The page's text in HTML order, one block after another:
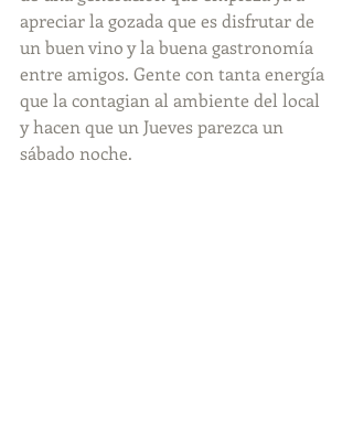
apreciar la gozada que es disfrutar de
un buen vino y la buena gastronomía
entre amigos. Gente con tanta energía
que la contagian al ambiente del local
y hacen que un Jueves parezca un
sábado noche.